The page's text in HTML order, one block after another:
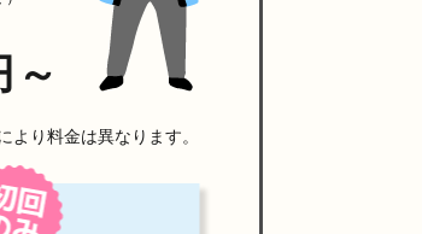
～
より料金は異なります。